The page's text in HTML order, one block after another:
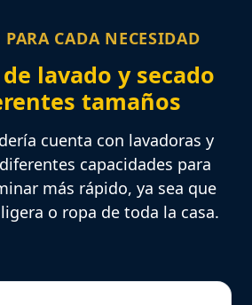
PARA CADA NECESIDAD
lavado y secado
tamaños
cuenta con lavadoras y
capacidades para
más rápido, ya sea que
o ropa de toda la casa.